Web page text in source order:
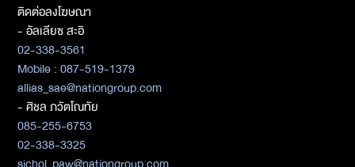
ติดต่อลงโฆษณา
- อัลเลียซ สะอิ
02-338-3561
Mobile : 087-519-1379
allias_sae@nationgroup.com
- ศิชล ภวัตโณทัย
085-255-6753
02-338-3325